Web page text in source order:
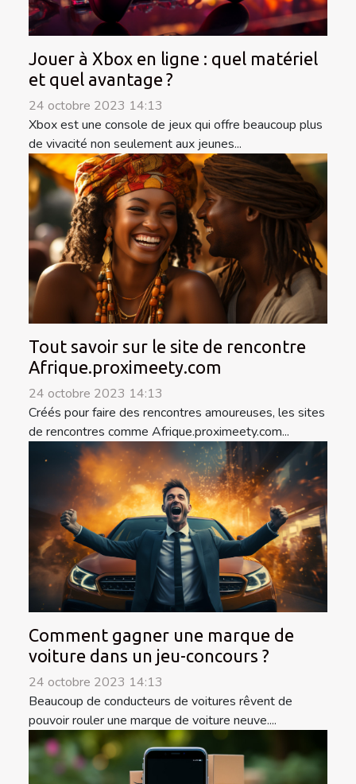
Jouer à Xbox en ligne : quel matériel
et quel avantage ?
24 octobre 2023 14:13
Xbox est une console de jeux qui offre beaucoup plus
de vivacité non seulement aux jeunes...
Tout savoir sur le site de rencontre
Afrique.proximeety.com
24 octobre 2023 14:13
Créés pour faire des rencontres amoureuses, les sites
de rencontres comme Afrique.proximeety.com...
Comment gagner une marque de
voiture dans un jeu-concours ?
24 octobre 2023 14:13
Beaucoup de conducteurs de voitures rêvent de
pouvoir rouler une marque de voiture neuve....